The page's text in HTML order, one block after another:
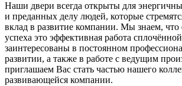
Наши двери всегда открыты для
и преданных делу людей, которые
вклад в развитие компании. Мы знаем, что
успеха это эффективная работа
заинтересованы в постоянном
развитии, а также в работе с ведущим
приглашаем Вас стать частью нашего
развивающейся компании.